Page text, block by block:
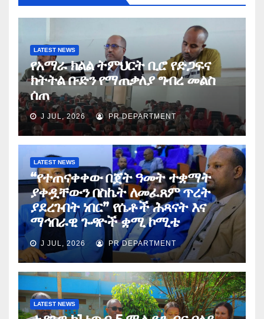
LATEST NEWS
የአማራ ክልል ትምህርት ቢሮ የድጋፍና
ክትትል ቡድን የማጠቃለያ ግብረ መልስ
ሰጠ
J JUL, 2026 PR DEPARTMENT
LATEST NEWS
“የተጠናቀቀው በጀት ዓመት ተቋማት
ያቀዷቸውን በስኬት ለመፈጸም ጥረት
ያደረጉበት ነበር” የሴቶች ሕጻናት እና
ማኅበራዊ ጉዳዮች ቋሚ ኮሚቴ
J JUL, 2026 PR DEPARTMENT
LATEST NEWS